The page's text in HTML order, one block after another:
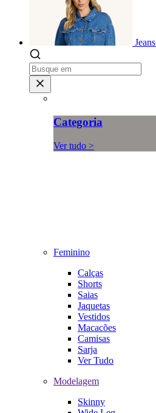
Jeans
Categoria
Ver tudo >
Feminino
Calças
Shorts
Saias
Jaquetas
Vestidos
Macacões
Camisas
Sarja
Ver Tudo
Modelagem
Skinny